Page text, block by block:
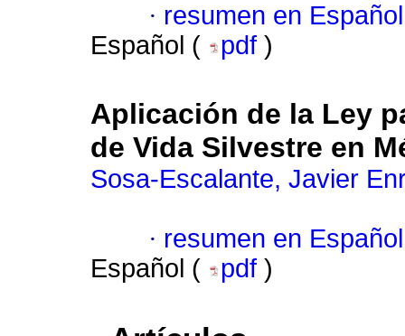
· resumen en Español
Español (
pdf )
Aplicación de la Ley
de Vida Silvestre en
Sosa-Escalante, Javier
· resumen en Español
Español (
pdf )